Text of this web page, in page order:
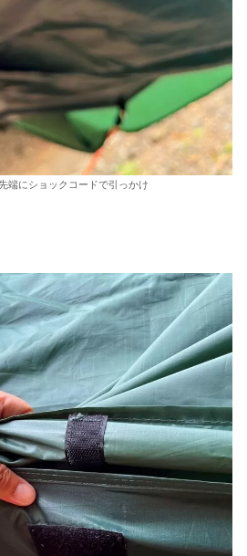
端にショックコードで引っかけ